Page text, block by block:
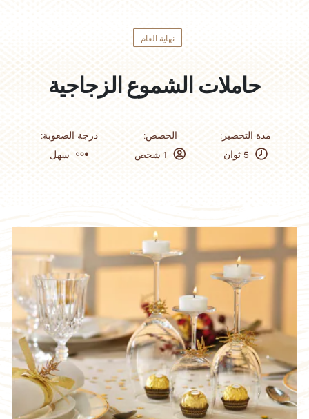
نهاية العام
حاملات الشموع الزجاجية
:مدة التحضير :الحصص
:درجة الصعوبة
5 ثوان
1 شخص سهل